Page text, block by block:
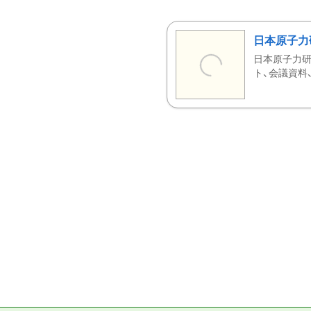
日本原子
日本原子力
ト、会議資